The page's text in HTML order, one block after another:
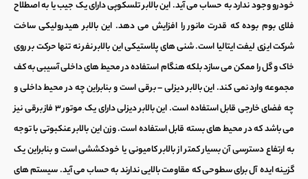
خودرو وجود ندارد به حساب می آید. اینبالابر تلسکوپیدارای یک جیب یا به اصطلاح
فلای بوم بوده که قدرت مانور را افزایش می دهد. اینبالابر هیدرولیکیساخت
شرکت ایزی لیفت ایتالیا است. شنی های پلاستیکی اینبالابر نفرنه تنها حرکت بر روی
خاک و گل را ممکن می سازد بلکه هنگام استفاده در محیط های داخلی آسیبی به کف
مجموعه وارد نمی کند. این بالابر دیزلی – برقی است و بنابراین چه در محیط داخلی و
چه فضای خارجی قابل استفاده است. اینبالابر دیزلیدارای یک موتور ۳ فاز برقینیز
می باشد که در محیط های بسته قابل استفاده است. وزن اینبالابر عنکبوتیبا توجه
به ارتفاع دسترسی آن بسیار کمتر از بالابر کامیونی یا خودکششی است و بنابراین یک
گزینه ایده آل برای سطوحی که مقاومت بالایی ندارند به حساب می آید. سیستم های